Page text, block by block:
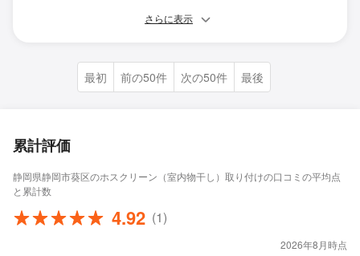
さらに表示
最初 前の50件 次の50件 最後
累計評価
静岡県静岡市葵区のホスクリーン（室内物干し）取り付けの口コミの平均点
と累計数
4.92 (1)
2026年8月時点